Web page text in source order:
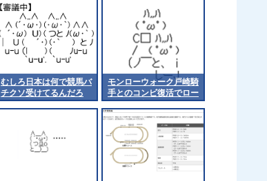
むしろ日本は何で競馬バ
チクソ受けてるんだろ
モンローウォーク戸崎騎
手とのコンビ復活でロー
ズSへ 他